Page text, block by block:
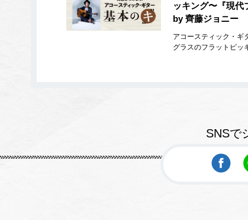
ッキング〜『現代
by 齊藤ジョニー
アコースティック・ギ
グラスのフラットピッ
SNSで